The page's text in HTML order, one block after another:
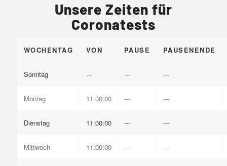
Unsere Zeiten für
Coronatests
WOCHENTAG VON PAUSE PAUSENENDE
Sonntag --- --- ---
Montag 11:00:00 --- ---
Dienstag 11:00:00 --- ---
Mittwoch 11:00:00 --- ---